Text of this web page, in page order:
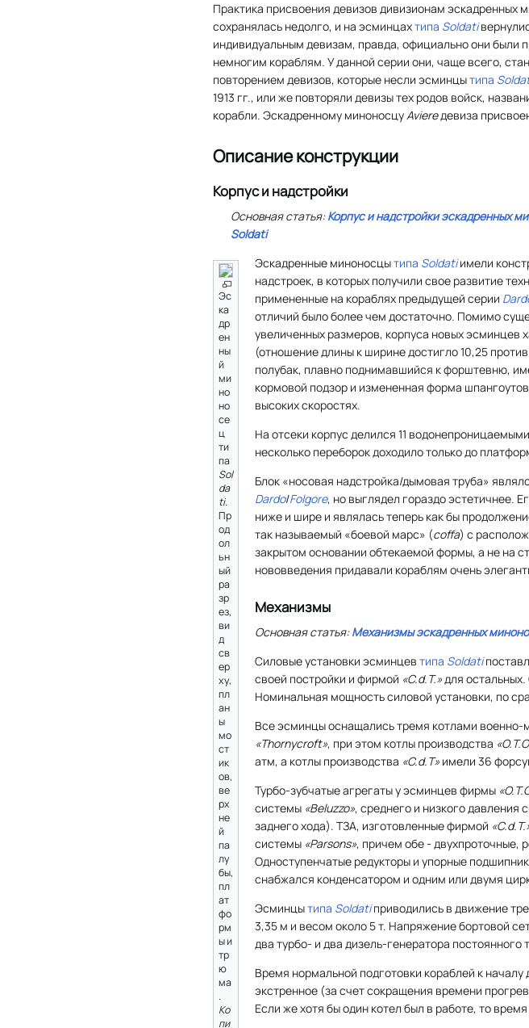
Практика присвоения девизов дивизионам эскадренных
сохранялась недолго, и на эсминцахтипа Soldati
индивидуальным девизам, правда, официально они были
немногим кораблям. У данной серии они, чаще всего,
повторением девизов, которые несли эсминцытипа
1913 гг., или же повторяли девизы тех родов войск,
корабли. Эскадренному миноносцуAviereдевиза
Описание конструкции
Корпус и надстройки
Основная статья:Корпус и надстройки эскадренных
Soldati
Эс
ка
др
ен
ны
й
ми
но
но
се
ц
ти
па
Sol
da
ti.
Пр
од
ол
ьн
ый
ра
зр
ез,
ви
д
св
ер
ху,
пл
ан
ы
мо
ст
ик
ов,
ве
рх
не
й
па
лу
бы,
пл
ат
фо
рм
ы и
тр
ю
ма
.
Ко
пи
Эскадренные миноносцытипа Soldatiимели
надстроек, в которых получили свое развитие
примененные на кораблях предыдущей серии
отличий было более чем достаточно. Помимо
увеличенных размеров, корпуса новых эсминцев
(отношение длины к ширине достигло 10,25
полубак, плавно поднимавшийся к форштевню,
кормовой подзор и измененная форма
высоких скоростях.
На отсеки корпус делился 11
несколько переборок доходило только до
Блок «носовая надстройка/дымовая труба»
Dardo/Folgore, но выглядел гораздо эстетичнее.
ниже и шире и являлась теперь как бы
так называемый «боевой марс» (coffa) с
закрытом основании обтекаемой формы, а не на
нововведения придавали кораблям очень
Механизмы
Основная статья:Механизмы эскадренных
Силовые установки эсминцев типа Soldati
своей постройки и фирмой «C.d.T.»для остальных.
Номинальная мощность силовой установки, по
Все эсминцы оснащались тремя котлами
«Thornycroft», при этом котлы производства
атм, а котлы производства «С.d.T»имели 36
Турбо-зубчатые агрегаты у эсминцев фирмы
системы «Beluzzo», среднего и низкого давления
заднего хода). ТЗА, изготовленные фирмой
системы «Parsons», причем обе - двухпроточные,
Одноступенчатые редукторы и упорные
снабжался конденсатором и одним или двумя
Эсминцытипа Soldatiприводились в движение
3,35 м и весом около 5 т. Напряжение бортовой
два турбо- и два дизель-генератора
Время нормальной подготовки кораблей к
экстренное (за счет сокращения времени
Если же хотя бы один котел был в работе, то